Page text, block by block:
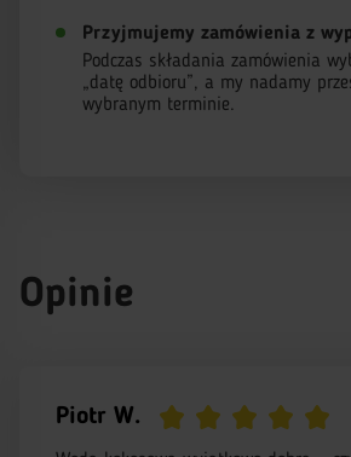
Przyjmujemy zamówienia z
Podczas składania zamówienia
„datę odbioru”, a my nadamy
wybranym terminie.
Opinie
Piotr W.